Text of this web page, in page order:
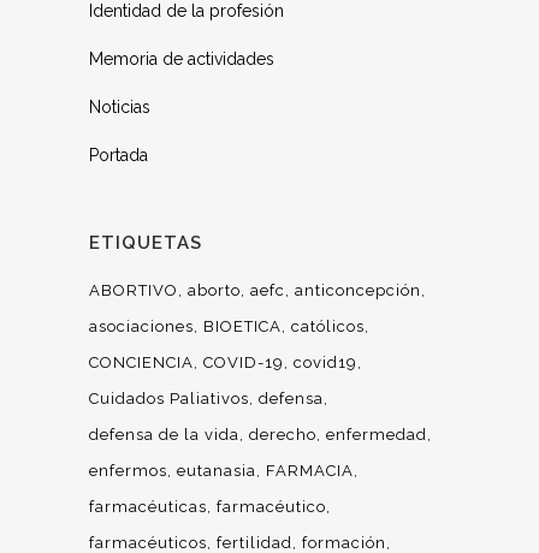
Identidad de la profesión
Memoria de actividades
Noticias
Portada
ETIQUETAS
ABORTIVO aborto aefc
anticoncepción
asociaciones
BIOETICA católicos
CONCIENCIA COVID-19
covid19
Cuidados Paliativos defensa
defensa de la vida derecho enfermedad
enfermos eutanasia
FARMACIA
farmacéuticas farmacéutico
farmacéuticos fertilidad formación